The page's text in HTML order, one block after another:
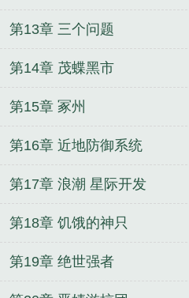
第13章 三个问题
第14章 茂蝶黑市
第15章 冢州
第16章 近地防御系统
第17章 浪潮 星际开发
第18章 饥饿的神只
第19章 绝世强者